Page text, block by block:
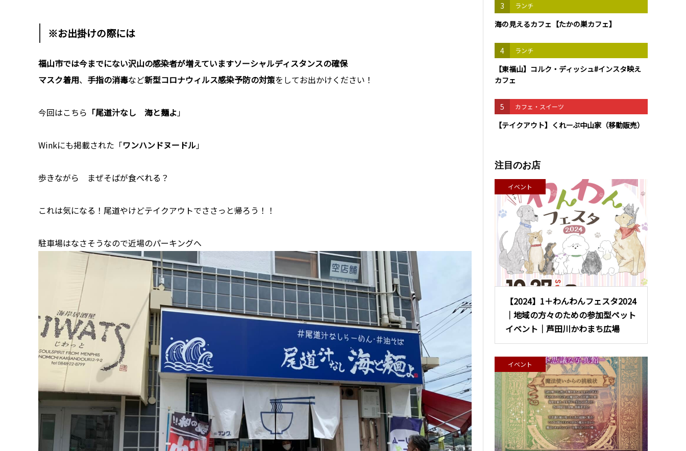
※お出掛けの際には
福山市では今までにない沢山の感染者が増えていますソーシャルディスタンスの確保
マスク着用、 手指の消毒など新型コロナウィルス感染予防の対策をしてお出かけください！
今回はこちら 「尾道汁なし 海と麺よ」
Winkにも掲載された「ワンハンドヌードル」
歩きながら まぜそばが食べれる？
これは気になる！尾道やけどテイクアウトでささっと帰ろう！！
駐車場はなさそうなので近場のパーキングへ
3 ランチ
海の見えるカフェ【たかの巣カフェ】
4 ランチ
【東福山】コルク・ディッシュ#インスタ映え
カフェ
5 カフェ・スイーツ
【テイクアウト】くれーぷ中山家（移動販売）
注目のお店
イベント
【2024】1＋わんわんフェスタ2024
｜地域の方々のための参加型ペット
イベント｜芦田川かわまち広場
イベント